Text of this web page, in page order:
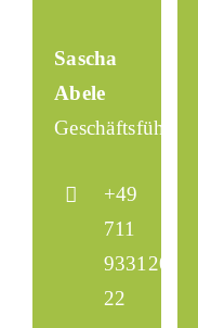
Sascha
Abele
Geschäftsführer
+49
711
933120-
22